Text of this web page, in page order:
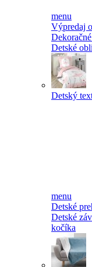
menu
Výpredaj
Detské
Detský
menu
Detské
Detské
kočíka